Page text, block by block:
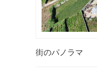
街のパノラマ